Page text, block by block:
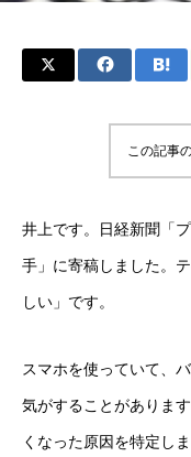
この記事
井上です。日経新聞「
手」に寄稿しました。
しい」です。
スマホを使っていて、
気がすることがありま
くなった原因を特定しま